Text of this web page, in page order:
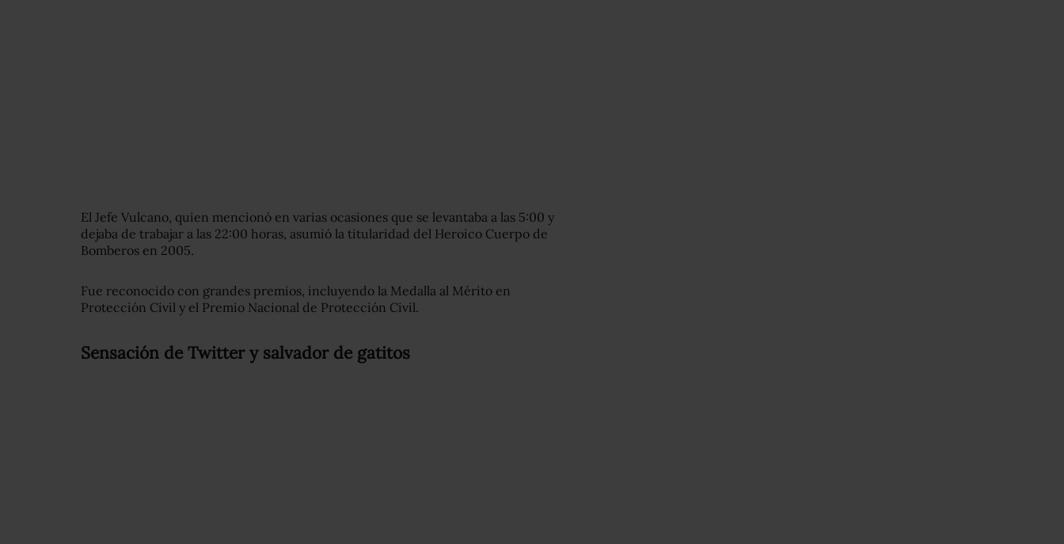
El Jefe Vulcano, quien mencionó en varias ocasiones que se levantaba a las 5:00 y
dejaba de trabajar a las 22:00 horas, asumió la titularidad del Heroico Cuerpo de
Bomberos en 2005.
Fue reconocido con grandes premios, incluyendo la Medalla al Mérito en
Protección Civil y el Premio Nacional de Protección Civil.
Sensación de Twitter y salvador de gatitos